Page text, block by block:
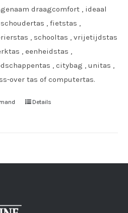
draagcomfort , ideaal
, fietstas ,
, schooltas , vrijetijdstas
, eenheidstas ,
, citybag , unitas ,
over tas of computertas.
Details